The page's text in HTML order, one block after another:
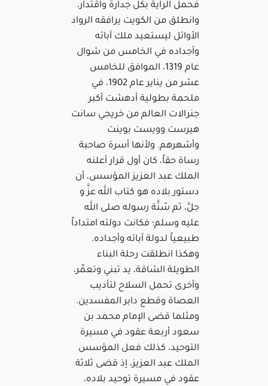
فحمل الراية بكل جدارة واقتدار،
وانطلق من الكويت يرافقه الرواد
الأوائل ليستعيد ملك آبائه
وأجداده في الخامس من شوال
عام 1319، الموافق للخامس
عشر من يناير عام 1902، في
ملحمة بطولية أدهشت أكبر
جنرالات العالم من خريجي سانت
هيرست وويست بوينت
وأشهرهم. ولأنها أسرة صاحبة
رساة حقاً، كان أول قرار أعلنه
الملك عبد العزيز المؤسس، أن
دستور بلاده هو كتاب الله عزَّ و
جلَّ، ثم سُنَّة رسوله صلى الله
عليه وسلم؛ فكانت دولته امتداداً
طبيعياً لدولة آبائه وأجداده.
وهكذا انطلقت رحلة البناء
الطويلة الشاقة، يد تبني وتعمِّر،
وأخرى تحمل السلاح لتأديب
العصاة وقطع دابر المفسدين.
ومثلما قضى الإمام محمد بن
سعود أربعة عقود في مسيرة
التوحيد، كذلك فعل المؤسس
الملك عبد العزيز، إذ قضى ثلاثة
عقود في مسيرة توحيد بلاده،